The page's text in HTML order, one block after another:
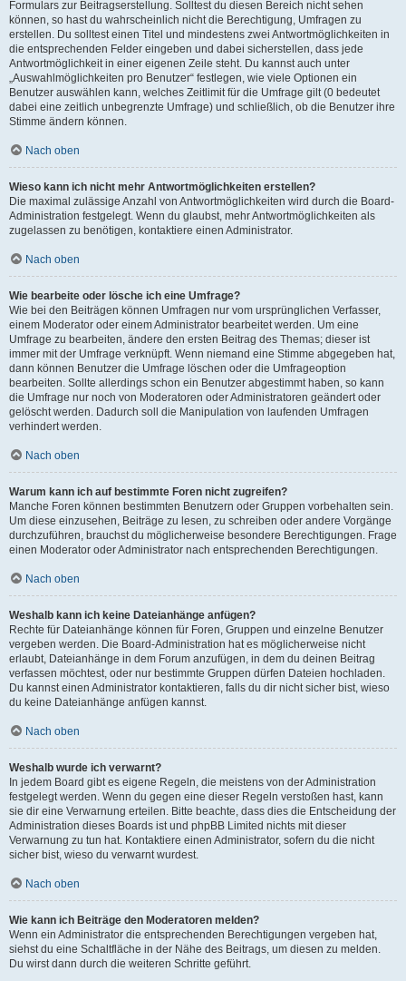
Formulars zur Beitragserstellung. Solltest du diesen Bereich nicht sehen
können, so hast du wahrscheinlich nicht die Berechtigung, Umfragen zu
erstellen. Du solltest einen Titel und mindestens zwei Antwortmöglichkeiten in
die entsprechenden Felder eingeben und dabei sicherstellen, dass jede
Antwortmöglichkeit in einer eigenen Zeile steht. Du kannst auch unter
„Auswahlmöglichkeiten pro Benutzer“ festlegen, wie viele Optionen ein
Benutzer auswählen kann, welches Zeitlimit für die Umfrage gilt (0 bedeutet
dabei eine zeitlich unbegrenzte Umfrage) und schließlich, ob die Benutzer ihre
Stimme ändern können.
Nach oben
Wieso kann ich nicht mehr Antwortmöglichkeiten erstellen?
Die maximal zulässige Anzahl von Antwortmöglichkeiten wird durch die Board-
Administration festgelegt. Wenn du glaubst, mehr Antwortmöglichkeiten als
zugelassen zu benötigen, kontaktiere einen Administrator.
Nach oben
Wie bearbeite oder lösche ich eine Umfrage?
Wie bei den Beiträgen können Umfragen nur vom ursprünglichen Verfasser,
einem Moderator oder einem Administrator bearbeitet werden. Um eine
Umfrage zu bearbeiten, ändere den ersten Beitrag des Themas; dieser ist
immer mit der Umfrage verknüpft. Wenn niemand eine Stimme abgegeben hat,
dann können Benutzer die Umfrage löschen oder die Umfrageoption
bearbeiten. Sollte allerdings schon ein Benutzer abgestimmt haben, so kann
die Umfrage nur noch von Moderatoren oder Administratoren geändert oder
gelöscht werden. Dadurch soll die Manipulation von laufenden Umfragen
verhindert werden.
Nach oben
Warum kann ich auf bestimmte Foren nicht zugreifen?
Manche Foren können bestimmten Benutzern oder Gruppen vorbehalten sein.
Um diese einzusehen, Beiträge zu lesen, zu schreiben oder andere Vorgänge
durchzuführen, brauchst du möglicherweise besondere Berechtigungen. Frage
einen Moderator oder Administrator nach entsprechenden Berechtigungen.
Nach oben
Weshalb kann ich keine Dateianhänge anfügen?
Rechte für Dateianhänge können für Foren, Gruppen und einzelne Benutzer
vergeben werden. Die Board-Administration hat es möglicherweise nicht
erlaubt, Dateianhänge in dem Forum anzufügen, in dem du deinen Beitrag
verfassen möchtest, oder nur bestimmte Gruppen dürfen Dateien hochladen.
Du kannst einen Administrator kontaktieren, falls du dir nicht sicher bist, wieso
du keine Dateianhänge anfügen kannst.
Nach oben
Weshalb wurde ich verwarnt?
In jedem Board gibt es eigene Regeln, die meistens von der Administration
festgelegt werden. Wenn du gegen eine dieser Regeln verstoßen hast, kann
sie dir eine Verwarnung erteilen. Bitte beachte, dass dies die Entscheidung der
Administration dieses Boards ist und phpBB Limited nichts mit dieser
Verwarnung zu tun hat. Kontaktiere einen Administrator, sofern du die nicht
sicher bist, wieso du verwarnt wurdest.
Nach oben
Wie kann ich Beiträge den Moderatoren melden?
Wenn ein Administrator die entsprechenden Berechtigungen vergeben hat,
siehst du eine Schaltfläche in der Nähe des Beitrags, um diesen zu melden.
Du wirst dann durch die weiteren Schritte geführt.